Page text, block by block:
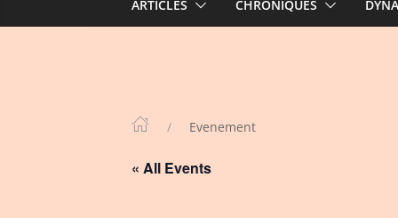
ARTICLES CHRONIQUES
Evenement
« All Events